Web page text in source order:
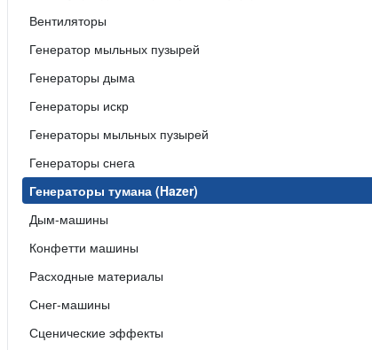
Вентиляторы
Генератор мыльных пузырей
Генераторы дыма
Генераторы искр
Генераторы мыльных пузырей
Генераторы снега
Генераторы тумана (Hazer)
Дым-машины
Конфетти машины
Расходные материалы
Снег-машины
Сценические эффекты